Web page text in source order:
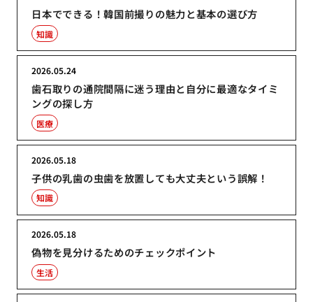
日本でできる！韓国前撮りの魅力と基本の選び方
知識
歯石取りの通院間隔に迷う理由と自分に最適なタイミ
ングの探し方
2026.05.24
医療
子供の乳歯の虫歯を放置しても大丈夫という誤解！
2026.05.18
知識
偽物を見分けるためのチェックポイント
2026.05.18
生活